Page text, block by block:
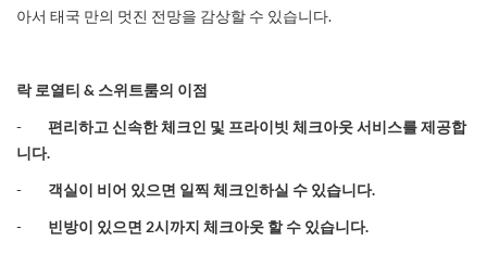
아서 태국 만의 멋진 전망을 감상할 수 있습니다.
락 로열티 & 스위트룸의 이점
- 편리하고 신속한 체크인 및 프라이빗 체크아웃 서비스를 제공합
니다.
- 객실이 비어 있으면 일찍 체크인하실 수 있습니다.
- 빈방이 있으면 2시까지 체크아웃 할 수 있습니다.